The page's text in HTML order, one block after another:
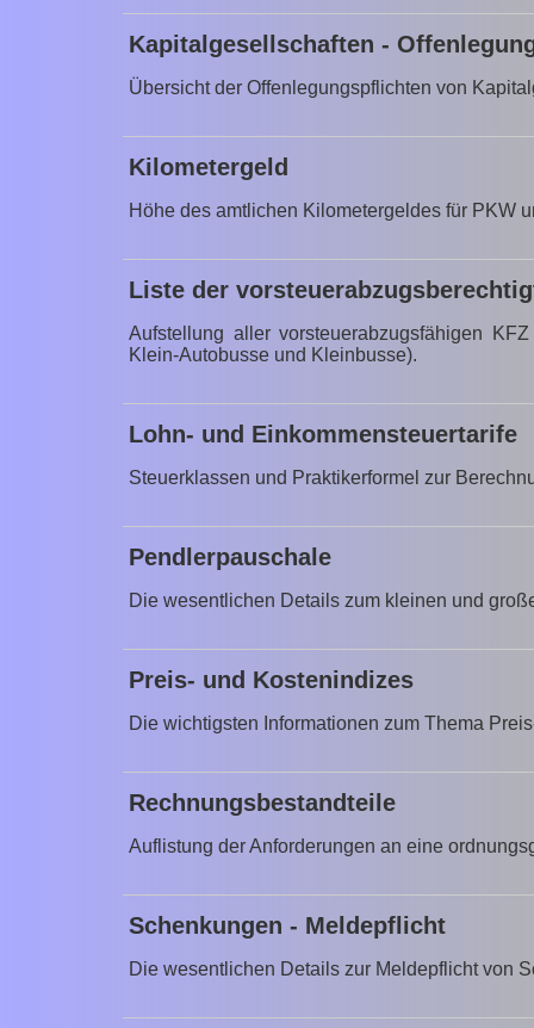
Kapitalgesellschaften -
Übersicht der Offenlegungspflichten von
Kilometergeld
Höhe des amtlichen Kilometergeldes für PKW
Liste der
Aufstellung aller vorsteuerabzugsfähigen
Klein-Autobusse und Kleinbusse).
Lohn- und Einkommensteuertarife
Steuerklassen und Praktikerformel zur
Pendlerpauschale
Die wesentlichen Details zum kleinen und
Preis- und Kostenindizes
Die wichtigsten Informationen zum Thema
Rechnungsbestandteile
Auflistung der Anforderungen an eine
Schenkungen - Meldepflicht
Die wesentlichen Details zur Meldepflicht von